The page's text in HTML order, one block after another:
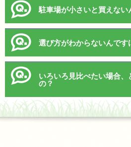
駐車場が小さいと買えない
選び方がわからないんで
いろいろ見比べたい場合、
の？